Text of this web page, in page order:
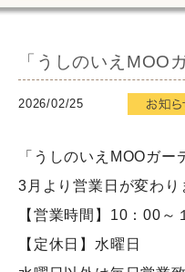
「うしのいえMOO
2026/02/25
「うしのいえMOOガ
3月より営業日が変わり
【営業時間】10：00～
【定休日】水曜日